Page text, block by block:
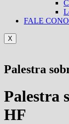
FALE
X
Palestra
Palestra
HF